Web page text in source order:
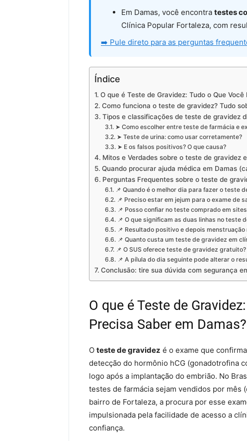
Em Damas, você encontra testes
Clínica Popular Fortaleza, com
➡️ Pule direto para as perguntas
Índice
O que é Teste de Gravidez: Tudo o Que
Como funciona o teste de gravidez? Tudo
Tipos e classificações de teste de gravidez
➤ Como escolher entre teste de farmácia e
➤ Teste de urina: como usar corretamente?
➤ E os falsos positivos? O que causa?
Mitos e Verdades sobre o teste de gravidez
Quando procurar ajuda médica em Damas
Perguntas Frequentes sobre o teste de
📌 Quando é o melhor dia para fazer o teste
📌 Preciso estar em jejum para o exame de
📌 Posso confiar no teste comprado em
📌 O que significam as duas linhas no teste
📌 Resultado positivo e depois
📌 Quanto custa um teste de gravidez em
📌 O SUS oferece teste de gravidez gratuito?
📌 A pílula do dia seguinte pode alterar o
Conclusão: tire sua dúvida com segurança
O que é Teste de
Precisa Saber em Damas?
O teste de gravidez é o exame que
detecção do hormônio hCG (gonadotrofina
logo após a implantação do embrião. No
testes de farmácia sejam vendidos por mês
bairro de Fortaleza, a procura por esse
impulsionada pela facilidade de acesso a
confiança.